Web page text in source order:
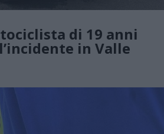
di 19 anni
in Valle